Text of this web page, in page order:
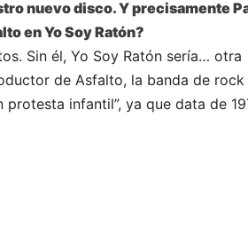
nuevo disco. Y precisamente
en Yo Soy Ratón?
Sin él, Yo Soy Ratón sería… otra
de Asfalto, la banda de rock
protesta infantil”, ya que data de